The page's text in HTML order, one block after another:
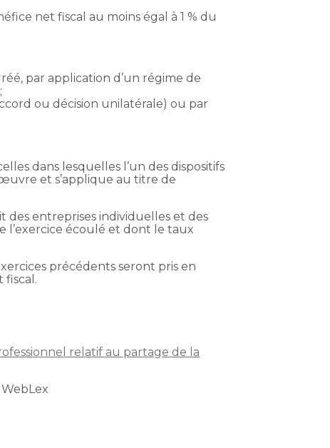
net fiscal au moins égal à 1 % du
par application d’un régime de
ou décision unilatérale) ou par
dans lesquelles l’un des dispositifs
et s’applique au titre de
des entreprises individuelles et des
l’exercice écoulé et dont le taux
précédents seront pris en
fiscal.
relatif au partage de la